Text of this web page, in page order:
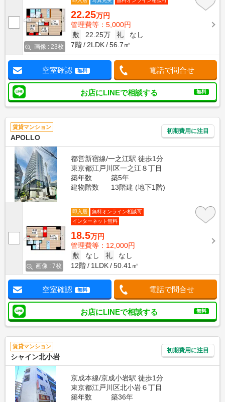
画像 : 23枚
22.25万円
管理費等：5,000円
敷
22.25万 礼
なし
7階
2LDK 56.7㎡
空室確認 無料 電話で問合せ
お店にLINEで相談する 無料
賃貸マンション
APOLLO
初期費用に注目
都営新宿線/一之江駅 徒歩1分
東京都江戸川区一之江８丁目
築年数
築5年
建物階数
13階建 (地下1階)
画像 : 7枚
即入居
無料オンライン相談可
インターネット無料
18.5万円
管理費等：12,000円
敷
なし 礼
なし
12階
1LDK 50.41㎡
空室確認 無料 電話で問合せ
お店にLINEで相談する 無料
賃貸マンション
シャイン北小岩
初期費用に注目
京成本線/京成小岩駅 徒歩1分
東京都江戸川区北小岩６丁目
築年数
築36年